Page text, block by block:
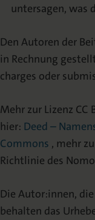
untersagen, was
Den Autoren der
in Rechnung
charges oder
Mehr zur Lizenz
hier: Deed –
Commons , mehr
Richtlinie des
Die Autor:innen,
behalten das